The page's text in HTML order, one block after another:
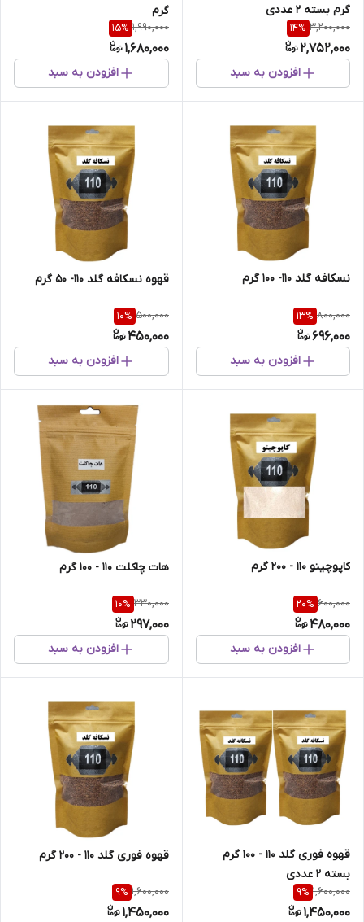
گرم بسته 2 عددی
3,200,000
14%
2,752,000
افزودن به سبد
گرم
1,990,000
15%
1,680,000
افزودن به سبد
نسکافه گلد 110- 100 گرم
800,000
13%
696,000
افزودن به سبد
قهوه نسکافه گلد 110- 50 گرم
500,000
10%
450,000
افزودن به سبد
کاپوچینو 110 - 200 گرم
600,000
20%
480,000
افزودن به سبد
هات چاکلت 110 - 100 گرم
330,000
10%
297,000
افزودن به سبد
قهوه فوری گلد 110 - 100 گرم
بسته 2 عددی
1,600,000
9%
1,450,000
قهوه فوری گلد 110 - 200 گرم
1,600,000
9%
1,450,000